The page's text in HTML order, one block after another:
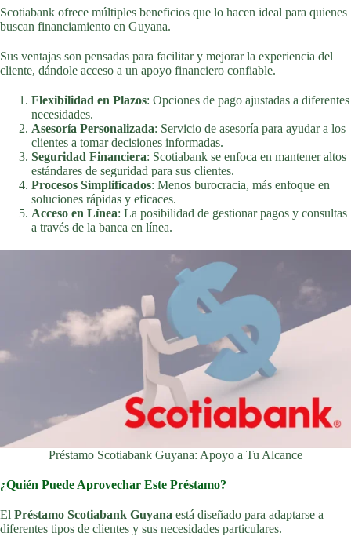
Scotiabank ofrece múltiples beneficios que lo hacen ideal para quienes
buscan financiamiento en Guyana.
Sus ventajas son pensadas para facilitar y mejorar la experiencia del
cliente, dándole acceso a un apoyo financiero confiable.
Flexibilidad en Plazos: Opciones de pago ajustadas a diferentes
necesidades.
Asesoría Personalizada: Servicio de asesoría para ayudar a los
clientes a tomar decisiones informadas.
Seguridad Financiera: Scotiabank se enfoca en mantener altos
estándares de seguridad para sus clientes.
Procesos Simplificados: Menos burocracia, más enfoque en
soluciones rápidas y eficaces.
Acceso en Línea: La posibilidad de gestionar pagos y consultas
a través de la banca en línea.
Préstamo Scotiabank Guyana: Apoyo a Tu Alcance
¿Quién Puede Aprovechar Este Préstamo?
El Préstamo Scotiabank Guyana está diseñado para adaptarse a
diferentes tipos de clientes y sus necesidades particulares.